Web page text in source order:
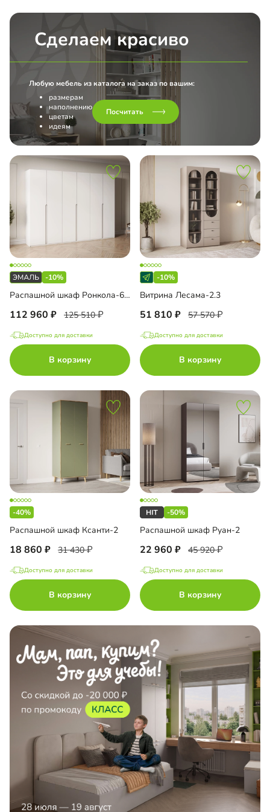
Сделаем красиво
Любую мебель из каталога на заказ по вашим:
размерам
наполнению
цветам
идеям
Посчитать
-10%
Распашной шкаф Ронкола-6 Эмаль
112 960 125 510
Доступно для доставки
В корзину
-10%
Витрина Лесама-2.3
51 810 57 570
Доступно для доставки
В корзину
-40%
Распашной шкаф Ксанти-2
18 860 31 430
Доступно для доставки
В корзину
-50%
Распашной шкаф Руан-2
22 960 45 920
Доступно для доставки
В корзину